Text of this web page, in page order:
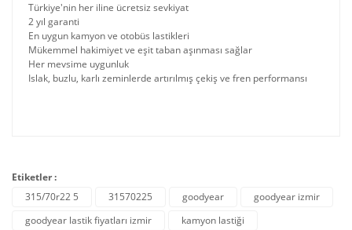
Türkiye'nin her iline ücretsiz sevkiyat
2 yıl garanti
En uygun kamyon ve otobüs lastikleri
Mükemmel hakimiyet ve eşit taban aşınması sağlar
Her mevsime uygunluk
Islak, buzlu, karlı zeminlerde artırılmış çekiş ve fren performansı
Etiketler :
315/70r22 5
31570225 goodyear
goodyear izmir
goodyear lastik fiyatları izmir
kamyon lastiği